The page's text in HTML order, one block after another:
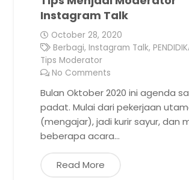
Instagram Talk
October 28, 2020
Berbagi, Instagram Talk,
Tips Moderator
No Comments
Bulan Oktober 2020 ini agenda
padat. Mulai dari pekerjaan
(mengajar), jadi kurir sayur, dan
beberapa acara…
Read More